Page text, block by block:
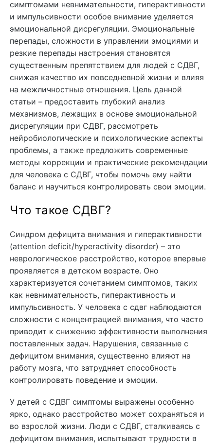
симптомами невнимательности, гиперактивности
и импульсивности особое внимание уделяется
эмоциональной дисрегуляции. Эмоциональные
перепады, сложности в управлении эмоциями и
резкие перепады настроения становятся
существенным препятствием для людей с СДВГ,
снижая качество их повседневной жизни и влияя
на межличностные отношения. Цель данной
статьи – предоставить глубокий анализ
механизмов, лежащих в основе эмоциональной
дисрегуляции при СДВГ, рассмотреть
нейробиологические и психологические аспекты
проблемы, а также предложить современные
методы коррекции и практические рекомендации
для человека с СДВГ, чтобы помочь ему найти
баланс и научиться контролировать свои эмоции.
Что такое СДВГ?
Синдром дефицита внимания и гиперактивности
(attention deficit/hyperactivity disorder) – это
неврологическое расстройство, которое впервые
проявляется в детском возрасте. Оно
характеризуется сочетанием симптомов, таких
как невнимательность, гиперактивность и
импульсивность. У человека с сдвг наблюдаются
сложности с концентрацией внимания, что часто
приводит к снижению эффективности выполнения
поставленных задач. Нарушения, связанные с
дефицитом внимания, существенно влияют на
работу мозга, что затрудняет способность
контролировать поведение и эмоции.
У детей с СДВГ симптомы выражены особенно
ярко, однако расстройство может сохраняться и
во взрослой жизни. Люди с СДВГ, сталкиваясь с
дефицитом внимания, испытывают трудности в